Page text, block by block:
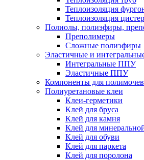
Теплоизоляция
Теплоизоляция
Полиолы, полиэфиры,
Преполимеры
Сложные полиэфиры
Эластичные и
Интегральные ППУ
Эластичные ППУ
Компоненты для
Полиуретановые клеи
Клеи-герметики
Клей для бруса
Клей для камня
Клей для
Клей для обуви
Клей для паркета
Клей для поролона